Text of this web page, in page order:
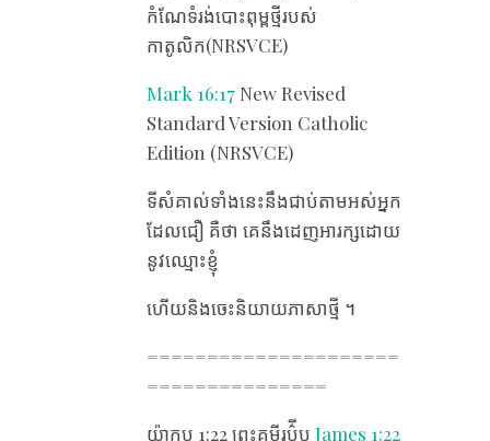
កំណែ​ទំរង់បោះពុម្ពថ្មីរបស់
កាតូលិក(NRSVCE)
Mark 16:17 New Revised
Standard Version Catholic
Edition (NRSVCE)
ទី​សំគាល់​ទាំង​នេះ​នឹង​ជាប់​តាម​អស់​អ្នក​
ដែល​ជឿ គឺ​ថា គេ​នឹង​ដេញ​អារក្ស​ដោយ​
នូវ​ឈ្មោះ​ខ្ញុំ
ហើយ​និង​ចេះ​និយាយ​ភាសា​ថ្មី ។
=====================
===============
យ៉ាកុប 1:22 ព្រះគម្ពីរប៌ីប James 1:22